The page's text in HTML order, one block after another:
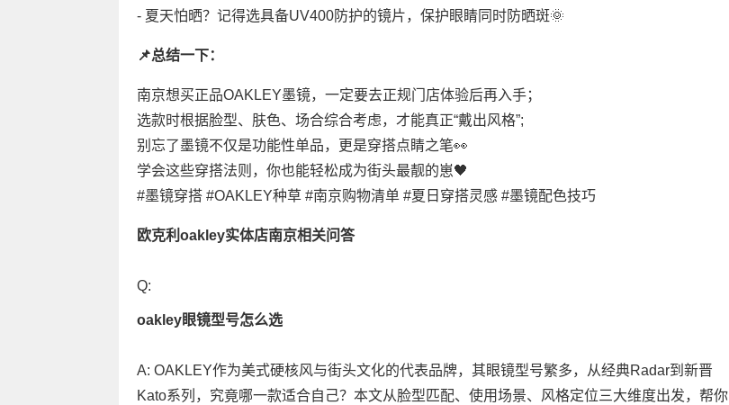
- 夏天怕晒？记得选具备UV400防护的镜片，保护眼睛同时防晒斑🌞
📌总结一下：
南京想买正品OAKLEY墨镜，一定要去正规门店体验后再入手；
选款时根据脸型、肤色、场合综合考虑，才能真正“戴出风格”;
别忘了墨镜不仅是功能性单品，更是穿搭点睛之笔👀
学会这些穿搭法则，你也能轻松成为街头最靓的崽🖤
#墨镜穿搭 #OAKLEY种草 #南京购物清单 #夏日穿搭灵感 #墨镜配色技巧
欧克利oakley实体店南京相关问答
Q:
oakley眼镜型号怎么选
A: OAKLEY作为美式硬核风与街头文化的代表品牌，其眼镜型号繁多，从经典Radar到新晋
Kato系列，究竟哪一款适合自己？本文从脸型匹配、使用场景、风格定位三大维度出发，帮你